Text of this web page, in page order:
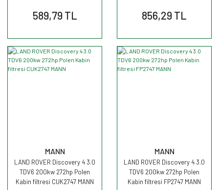
589,79 TL 856,29 TL
MANN
LAND ROVER Discovery 4 3.0
TDV6 200kw 272hp Polen
Kabin filtresi CUK2747 MANN
MANN
LAND ROVER Discovery 4 3.0
TDV6 200kw 272hp Polen
Kabin filtresi FP2747 MANN